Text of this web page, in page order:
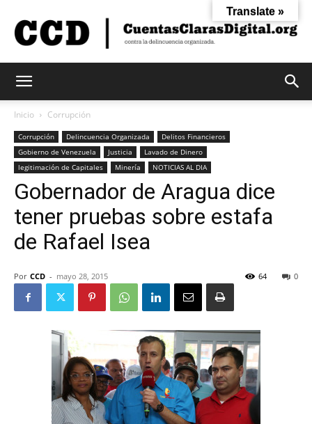
Claras
Digital
Inicio Corrupción
Corrupción Delincuencia Organizada
Delitos Financieros
Gobierno de Venezuela
Justicia
Lavado de Dinero
legitimación de Capitales
Minería NOTICIAS AL DIA
Gobernador de Aragua dice
tener pruebas sobre estafa
de Rafael Isea
Por CCD - mayo 28, 2015 0
64
Translate »